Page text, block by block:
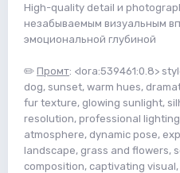
High-quality detail и
незабываемым визуальным
эмоциональной глубиной
✏️ Промт: <lora:539461:0.8>
dog, sunset, warm hues,
fur texture, glowing sunlight,
resolution, professional
atmosphere, dynamic pose,
landscape, grass and flowers,
composition, captivating